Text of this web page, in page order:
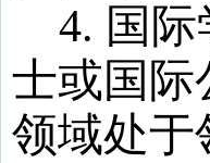
4. 国
士或国际
领域处于